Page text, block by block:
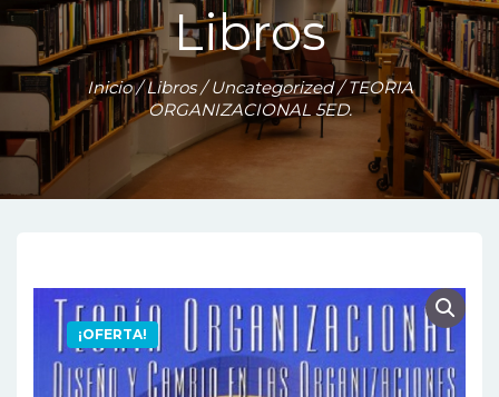
Libros
Inicio/Libros/Uncategorized/ TEORIA
ORGANIZACIONAL 5ED.
¡OFERTA!